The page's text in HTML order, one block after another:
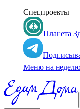
Спецпроекты
Планета
Меню на неделю